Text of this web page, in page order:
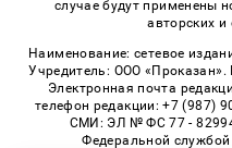
случае будут применены
авторских
Наименование: сетевое
Учредитель: ООО
Электронная почта
телефон редакции: +7 (987)
СМИ: ЭЛ № ФС 77 -
Федеральной службой